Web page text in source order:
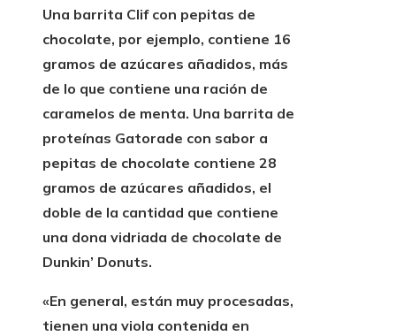
Una barrita Clif con pepitas de
chocolate, por ejemplo, contiene 16
gramos de azúcares añadidos, más
de lo que contiene una ración de
caramelos de menta. Una barrita de
proteínas Gatorade con sabor a
pepitas de chocolate contiene 28
gramos de azúcares añadidos, el
doble de la cantidad que contiene
una dona vidriada de chocolate de
Dunkin’ Donuts.
«En general, están muy procesadas,
tienen una viola contenida en